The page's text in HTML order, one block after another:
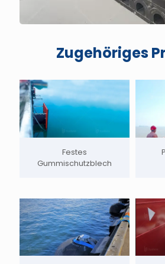
Zugehöriges
Festes
Gummischutzblech